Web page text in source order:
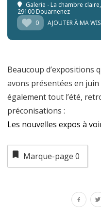
Galerie - La chambre claire
29100 Douarnenez
0
AJOUTER À MA
Beaucoup d’expositions
avons présentées en
également tout l’été,
préconisations :
Les nouvelles expos à
Marque-page 0